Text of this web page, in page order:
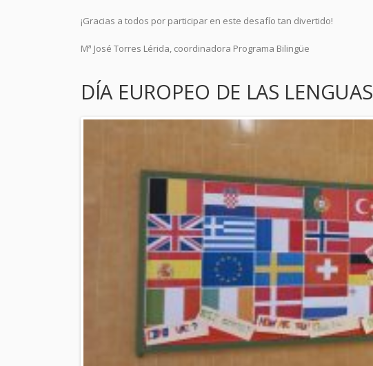
¡Gracias a todos por participar en este desafío tan divertido!
Mª José Torres Lérida, coordinadora Programa Bilingüe
DÍA EUROPEO DE LAS LENGUAS